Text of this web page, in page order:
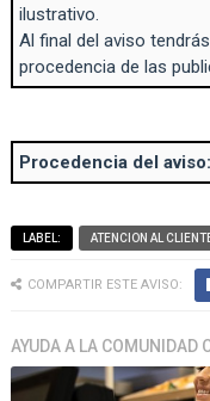
ilustrativo.
Al final del aviso
procedencia de las
Procedencia del aviso:
LABEL: ATENCION AL
COMPARTIR ESTE AVISO:
AYUDA A LA COMUNIDAD